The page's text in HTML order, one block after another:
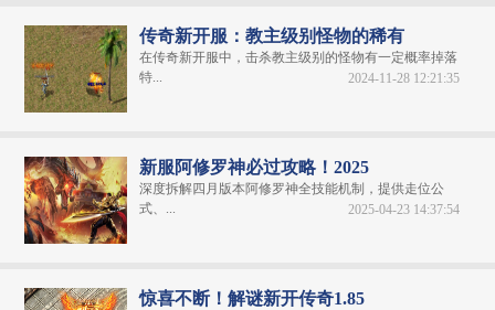
传奇新开服：教主级别怪物的稀有
在传奇新开服中，击杀教主级别的怪物有一定概率掉落
特...
2024-11-28 12:21:35
新服阿修罗神必过攻略！2025
深度拆解四月版本阿修罗神全技能机制，提供走位公
式、...
2025-04-23 14:37:54
惊喜不断！解谜新开传奇1.85